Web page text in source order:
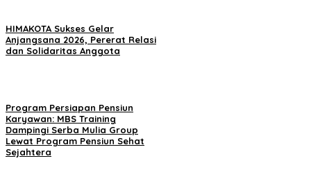
HIMAKOTA Sukses Gelar
Anjangsana 2026, Pererat Relasi
dan Solidaritas Anggota
Program Persiapan Pensiun
Karyawan: MBS Training
Dampingi Serba Mulia Group
Lewat Program Pensiun Sehat
Sejahtera